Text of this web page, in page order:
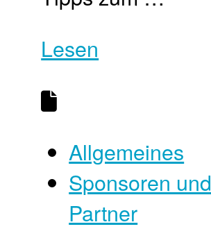
Lesen
Allgemeines
Sponsoren und
Partner